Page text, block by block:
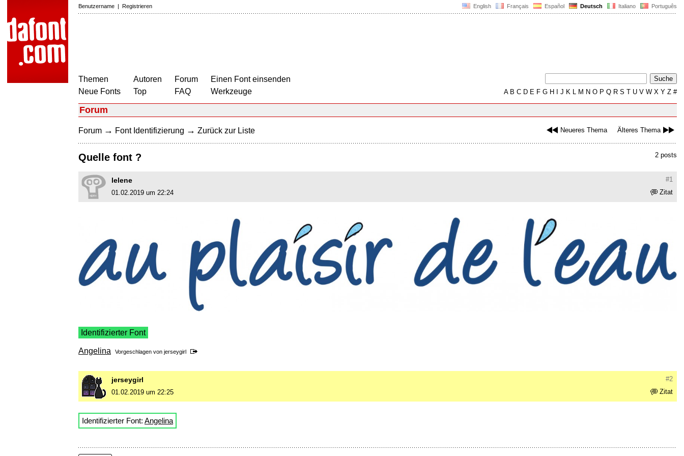
English Français Español Deutsch Italiano Português
Benutzername | Registrieren
Themen
Neue Fonts
Autoren
Top
Forum
FAQ
Einen Font einsenden
Werkzeuge
AB C D E F G H J K L M N O P Q R S T U V W X Y Z #
Forum
Neueres Thema Älteres Thema
Forum → Font Identifizierung → Zurück zur Liste
2 posts
Quelle font ?
#1
lelene
Zitat
01.02.2019 um 22:24
Identifizierter Font
Angelina Vorgeschlagen von jerseygirl
#2
jerseygirl
Zitat
01.02.2019 um 22:25
Identifizierter Font: Angelina